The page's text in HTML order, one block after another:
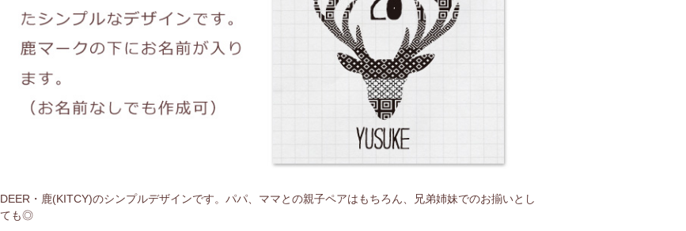
DEER・鹿(KITCY)のシンプルデザインです。パパ、ママとの親子ペアはもちろん、兄弟姉妹でのお揃いとし
ても◎